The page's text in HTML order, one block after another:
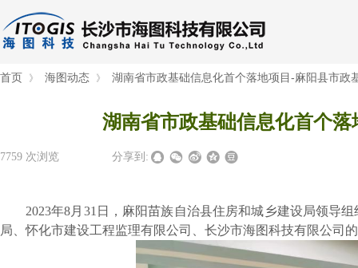
首页 》 海图动态 》 湖南省市政基础信息化首个落地项目-麻阳县市政
湖南省市政基础信息化首个
7759 次浏览 分享到:
2023年8月 31 日，麻阳苗族自治县住房和城乡建设局领导
局、怀化市建设工程监理有限公司 、长沙市海图科技有限公司